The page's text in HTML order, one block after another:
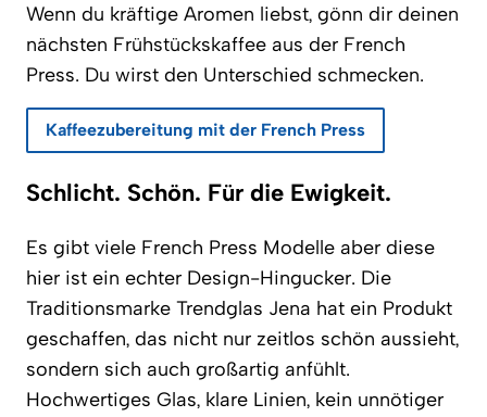
Wenn du kräftige Aromen liebst, gönn dir deinen
nächsten Frühstückskaffee aus der French
Press. Du wirst den Unterschied schmecken.
Kaffeezubereitung mit der French Press
Schlicht. Schön. Für die Ewigkeit.
Es gibt viele French Press Modelle aber diese
hier ist ein echter Design-Hingucker. Die
Traditionsmarke Trendglas Jena hat ein Produkt
geschaffen, das nicht nur zeitlos schön aussieht,
sondern sich auch großartig anfühlt.
Hochwertiges Glas, klare Linien, kein unnötiger